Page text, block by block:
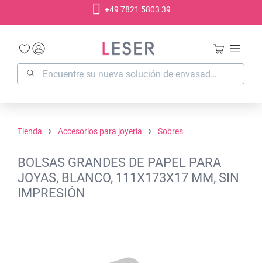
+49 7821 5803 39
Tienda Accesorios para joyería Sobres
BOLSAS GRANDES DE PAPEL PARA
JOYAS, BLANCO, 111X173X17 MM, SIN
IMPRESIÓN